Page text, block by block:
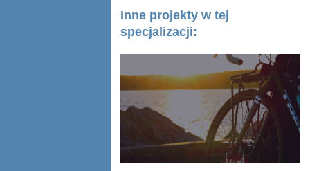
Inne projekty w tej
specjalizacji: